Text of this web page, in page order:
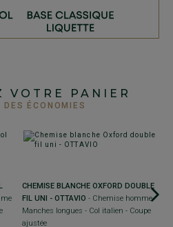
VOTRE PANIER
DES ÉCONOMIES
CHEMISE BLANCHE OXFORD DOUBLE
FIL UNI - OTTAVIO - Chemise homme
Manches longues - Col italien - Coupe
ajustée